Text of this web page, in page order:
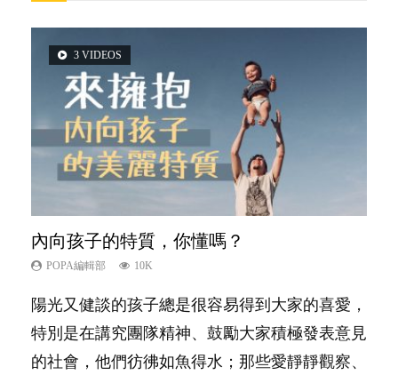
3 VIDEOS
內向孩子的特質，你懂嗎？
POPA編輯部 10K
陽光又健談的孩子總是很容易得到大家的喜愛，
特別是在講究團隊精神、鼓勵大家積極發表意見
的社會，他們彷彿如魚得水；那些愛靜靜觀察、
5 VIDEOS
夫妻必看！經營婚姻，沒捷徑
POPA編輯部 22.9K
你是不是也曾經以為只要跟相愛的人結婚，就自
然能走到白頭，但生了孩子卻發現事情不如你所
料？ 經營婚姻，不如我們想像的簡單，卻也不
14 VIDEOS
新手父母不用怕
POPA編輯部 16.3K
相信許多人初為人父母，由懷孕開始到孩子呱呱
落地，心中都有數之不盡的問題～這裡一次過集
合我們以往製作過的相關短片。 這段路讓我們
2 VIDEOS
想孩子學好外語，點做好？
POPA編輯部 9.9K
有人話學多種語言越早開始越好，有人卻說一時
間太多語言，會令孩子感到混淆，到底誰是誰
非？聽聽專家怎樣說，解開語言學習的迷思～...
6 VIDEOS
孩子能力天注定？
POPA編輯部 7.9K
很多父母都希望孩子係個「叻仔叻女」，學業別
太差，日常自理井井有條。這樣的孩子是萬中無
一，還是魚與熊掌，不能兼得？...